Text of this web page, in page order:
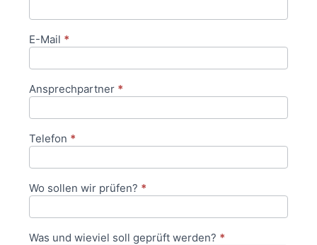
E-Mail *
Ansprechpartner *
Telefon *
Wo sollen wir prüfen? *
Was und wieviel soll geprüft werden? *